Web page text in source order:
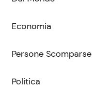
Economia
Persone Scomparse
Politica